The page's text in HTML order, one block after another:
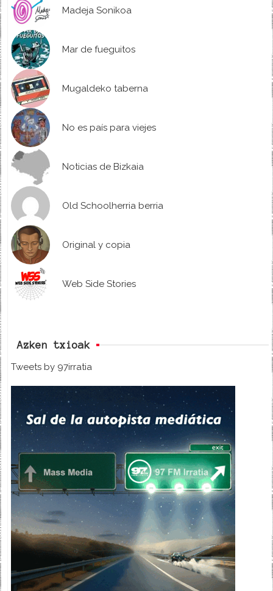
Madeja Sonikoa
Mar de fueguitos
Mugaldeko taberna
No es país para viejes
Noticias de Bizkaia
Old Schoolherria berria
Original y copia
Web Side Stories
Azken txioak
Tweets by 97irratia